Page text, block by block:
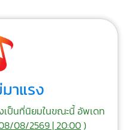
าแรง
เป็นที่นิยมในขณะนี้ อัพเดท
08/2569 | 20:00)